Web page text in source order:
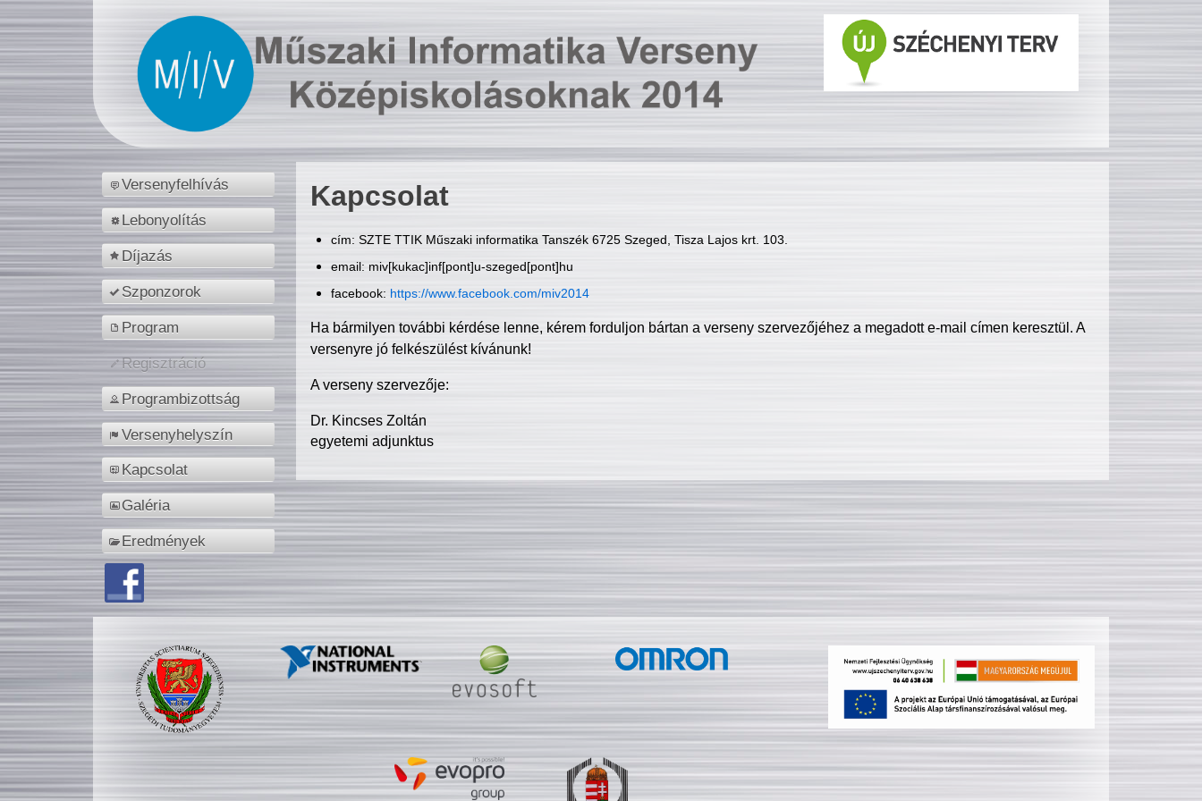
Versenyfelhívás
Lebonyolítás
Díjazás
Szponzorok
Program
Regisztráció
Programbizottság
Versenyhelyszín
Kapcsolat
Galéria
Eredmények
Kapcsolat
cím: SZTE TTIK Műszaki informatika Tanszék 6725 Szeged, Tisza Lajos krt. 103.
email: miv[kukac]inf[pont]u-szeged[pont]hu
facebook: https://www.facebook.com/miv2014
Ha bármilyen további kérdése lenne, kérem forduljon bártan a verseny szervezőjéhez a megadott e-mail címen keresztül. A
versenyre jó felkészülést kívánunk!
A verseny szervezője:
Dr. Kincses Zoltán
egyetemi adjunktus